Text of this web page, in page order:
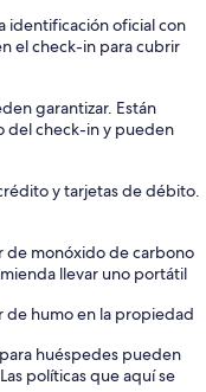
identificación oficial con
el check-in para cubrir
garantizar. Están
del check-in y pueden
y tarjetas de débito.
de monóxido de carbono
llevar uno portátil
de humo en la propiedad
huéspedes pueden
políticas que aquí se